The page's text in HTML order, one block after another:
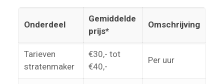
Onderdeel
Gemiddelde
prijs*
Omschrijving
Tarieven
stratenmaker
€30,- tot
€40,-
Per uur